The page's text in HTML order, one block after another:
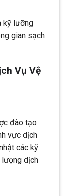
kỹ lưỡng
gian sạch
Vụ Vệ
đào tạo
vực dịch
các kỹ
lượng dịch